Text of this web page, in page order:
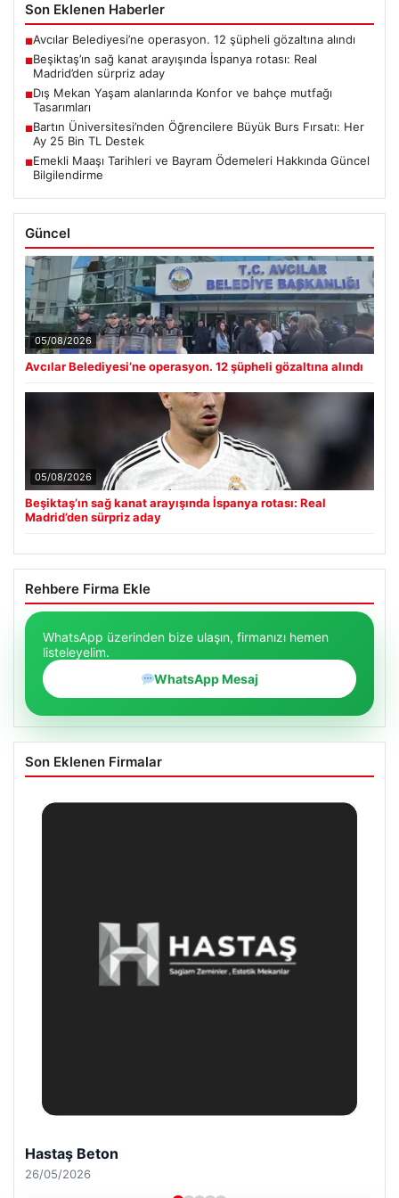
Son Eklenen Haberler
■Avcılar Belediyesi’ne operasyon. 12 şüpheli gözaltına alındı
■Beşiktaş’ın sağ kanat arayışında İspanya rotası: Real
Madrid’den sürpriz aday
■Dış Mekan Yaşam alanlarında Konfor ve bahçe mutfağı
Tasarımları
■Bartın Üniversitesi’nden Öğrencilere Büyük Burs Fırsatı: Her
Ay 25 Bin TL Destek
■Emekli Maaşı Tarihleri ve Bayram Ödemeleri Hakkında Güncel
Bilgilendirme
Güncel
05/08/2026
Avcılar Belediyesi’ne operasyon. 12 şüpheli gözaltına alındı
05/08/2026
Beşiktaş’ın sağ kanat arayışında İspanya rotası: Real
Madrid’den sürpriz aday
Rehbere Firma Ekle
WhatsApp üzerinden bize ulaşın, firmanızı hemen
listeleyelim.
WhatsApp Mesaj
Son Eklenen Firmalar
Enes Kaplan Avukatlık Bürosu
28/04/2026